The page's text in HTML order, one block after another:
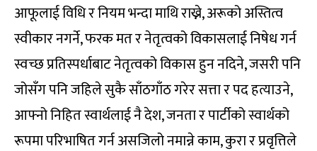
आफूलाई विधि र नियम भन्दा माथि राख्ने, अरूको अस्तित्व
स्वीकार नगर्ने, फरक मत र नेतृत्वको विकासलाई निषेध गर्न
स्वच्छ प्रतिस्पर्धाबाट नेतृत्वको विकास हुन नदिने, जसरी पनि
जोसँग पनि जहिले सुकै साँठगाँठ गरेर सत्ता र पद हत्याउने,
आफ्नो निहित स्वार्थलाई नै देश, जनता र पार्टीको स्वार्थको
रूपमा परिभाषित गर्न असजिलो नमान्ने काम, कुरा र प्रवृत्तिले